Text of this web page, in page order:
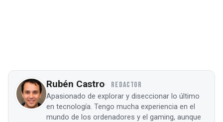
Rubén Castro REDACTOR
Apasionado de explorar y diseccionar lo último
en tecnología. Tengo mucha experiencia en el
mundo de los ordenadores y el gaming, aunque